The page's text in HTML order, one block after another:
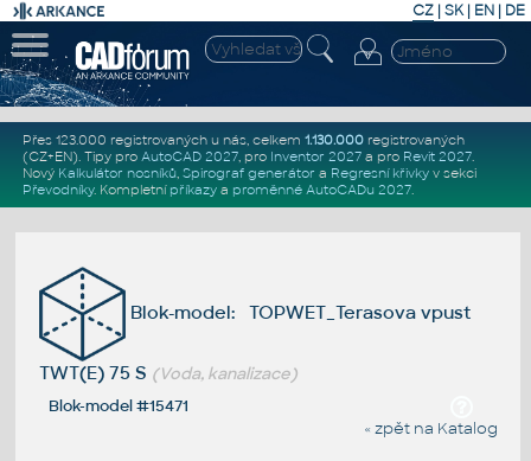
CZ | SK| EN | DE
Přes 123.000 registrovaných u nás, celkem 1.130.000registrovaných
(CZ+EN). Tipy pro AutoCAD 2027, pro Inventor 2027a pro Revit 2027.
Nový Kalkulátor nosníků, Spirograf generátor a Regresní křivkyv sekci
Převodníky. Kompletní příkazya proměnné AutoCADu 2027.
Blok-model: TOPWET_Terasova vpust
TWT(E) 75 S (Voda, kanalizace)
Blok-model #15471
« zpět na Katalog